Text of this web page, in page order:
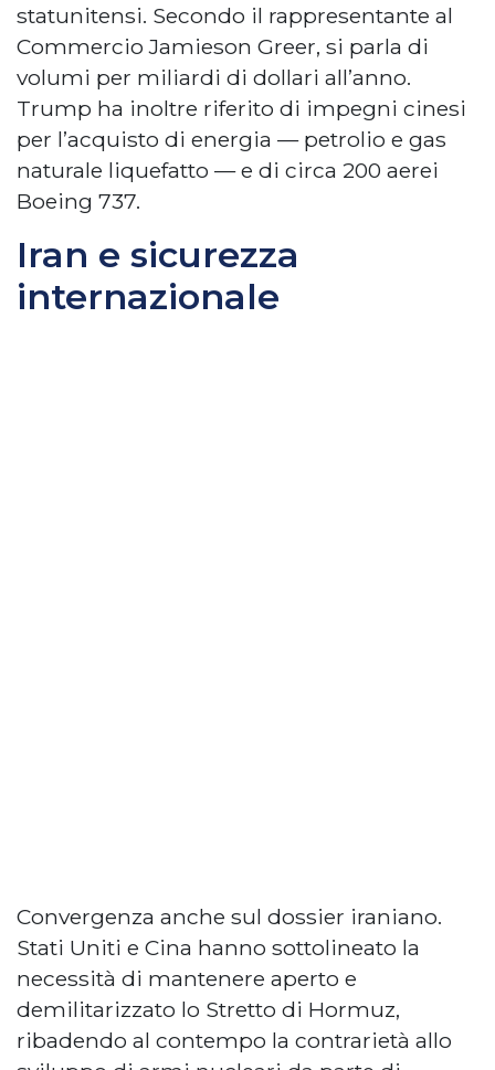
statunitensi. Secondo il rappresentante al
Commercio Jamieson Greer, si parla di
volumi per miliardi di dollari all’anno.
Trump ha inoltre riferito di impegni cinesi
per l’acquisto di energia — petrolio e gas
naturale liquefatto — e di circa 200 aerei
Boeing 737.
Iran e sicurezza
internazionale
Convergenza anche sul dossier iraniano.
Stati Uniti e Cina hanno sottolineato la
necessità di mantenere aperto e
demilitarizzato lo Stretto di Hormuz,
ribadendo al contempo la contrarietà allo